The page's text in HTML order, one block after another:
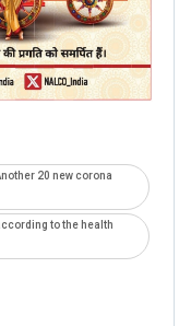
20 new corona
to the health